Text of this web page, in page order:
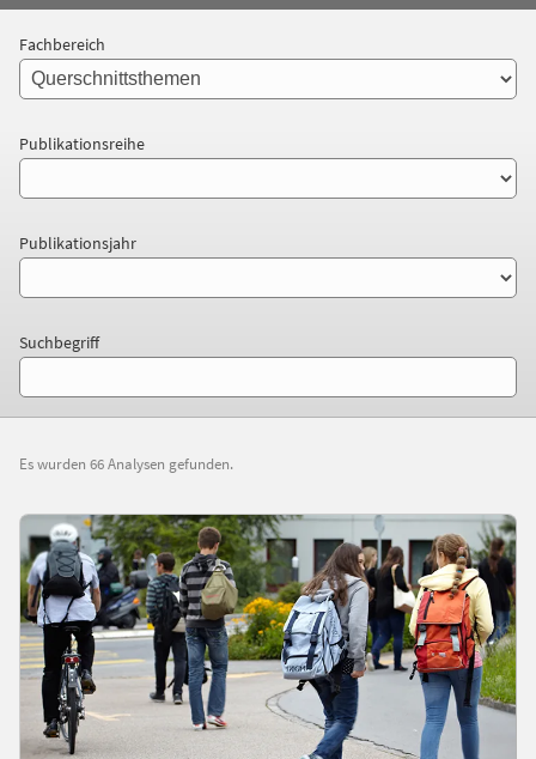
Fachbereich
Publikationsreihe
Publikationsjahr
Suchbegriff
Es wurden 66 Analysen gefunden.